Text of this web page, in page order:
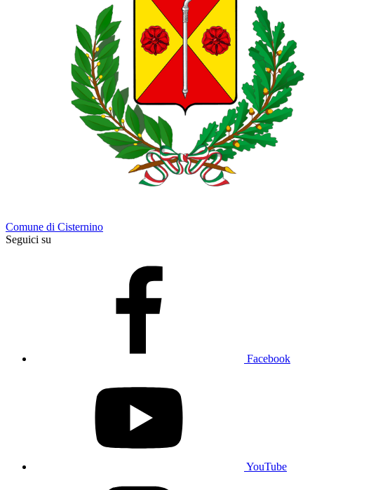
Comune di Cisternino
Seguici su
Facebook
YouTube